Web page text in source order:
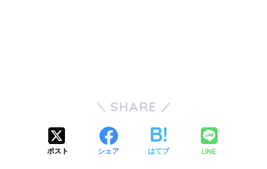
SHARE
ポスト シェア はてブ LINE